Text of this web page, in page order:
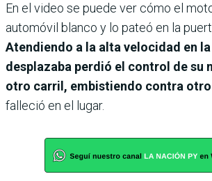
En el video se puede ver cómo el
automóvil blanco y lo pateó en la
Atendiendo a la alta velocidad en la
desplazaba perdió el control de su
otro carril, embistiendo contra
falleció en el lugar.